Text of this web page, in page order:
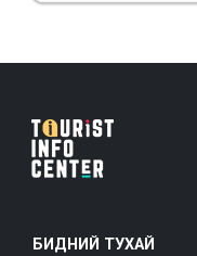
БИДНИЙ ТУХАЙ